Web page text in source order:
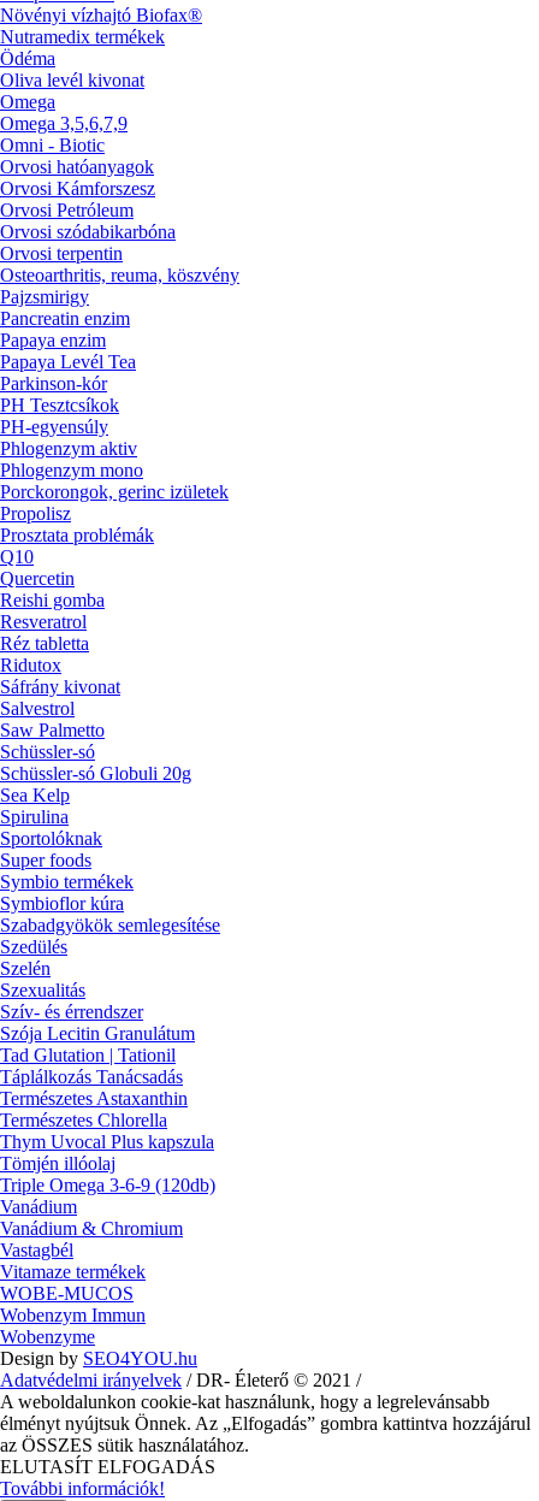
Növényi vízhajtó Biofax®
Nutramedix termékek
Ödéma
Oliva levél kivonat
Omega
Omega 3,5,6,7,9
Omni - Biotic
Orvosi hatóanyagok
Orvosi Kámforszesz
Orvosi Petróleum
Orvosi szódabikarbóna
Orvosi terpentin
Osteoarthritis, reuma, köszvény
Pajzsmirigy
Pancreatin enzim
Papaya enzim
Papaya Levél Tea
Parkinson-kór
PH Tesztcsíkok
PH-egyensúly
Phlogenzym aktiv
Phlogenzym mono
Porckorongok, gerinc izületek
Propolisz
Prosztata problémák
Q10
Quercetin
Reishi gomba
Resveratrol
Réz tabletta
Ridutox
Sáfrány kivonat
Salvestrol
Saw Palmetto
Schüssler-só
Schüssler-só Globuli 20g
Sea Kelp
Spirulina
Sportolóknak
Super foods
Symbio termékek
Symbioflor kúra
Szabadgyökök semlegesítése
Szedülés
Szelén
Szexualitás
Szív- és érrendszer
Szója Lecitin Granulátum
Tad Glutation | Tationil
Táplálkozás Tanácsadás
Természetes Astaxanthin
Természetes Chlorella
Thym Uvocal Plus kapszula
Tömjén illóolaj
Triple Omega 3-6-9 (120db)
Vanádium
Vanádium & Chromium
Vastagbél
Vitamaze termékek
WOBE-MUCOS
Wobenzym Immun
Wobenzyme
Design by SEO4YOU.hu
Adatvédelmi irányelvek / DR- Életerő © 2021 /
A weboldalunkon cookie-kat használunk, hogy a legrelevánsabb
élményt nyújtsuk Önnek. Az „Elfogadás” gombra kattintva hozzájárul
az ÖSSZES sütik használatához.
ELUTASÍT ELFOGADÁS
További információk!